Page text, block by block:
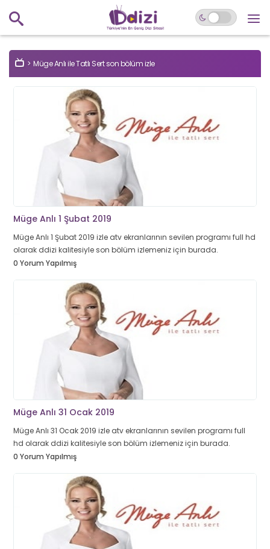
Müge Anlı ile Tatlı Sert son bölüm izle
Müge Anlı 1 Şubat 2019
Müge Anlı 1 Şubat 2019 izle atv ekranlarının sevilen programı full hd
olarak ddizi kalitesiyle son bölüm izlemeniz için burada.
0 Yorum Yapılmış
Müge Anlı 31 Ocak 2019
Müge Anlı 31 Ocak 2019 izle atv ekranlarının sevilen programı full
hd olarak ddizi kalitesiyle son bölüm izlemeniz için burada.
0 Yorum Yapılmış